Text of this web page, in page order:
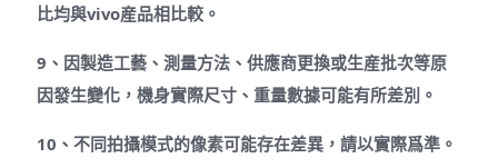
比均與vivo産品相比較。
9、因製造工藝、測量方法、供應商更換或生産批次等原
因發生變化，機身實際尺寸、重量數據可能有所差別。
10、不同拍攝模式的像素可能存在差異，請以實際爲準。